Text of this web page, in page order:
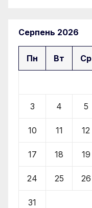
Серпень 2026
Пн Вт Ср
3 4 5
10 11 12
17 18 19
24 25 26
31